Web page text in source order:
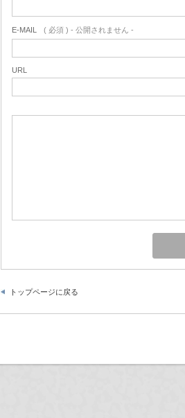
E-MAIL ( 必須 ) - 公開されません -
URL
トップページに戻る